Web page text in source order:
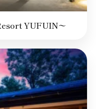
YUFUIN〜